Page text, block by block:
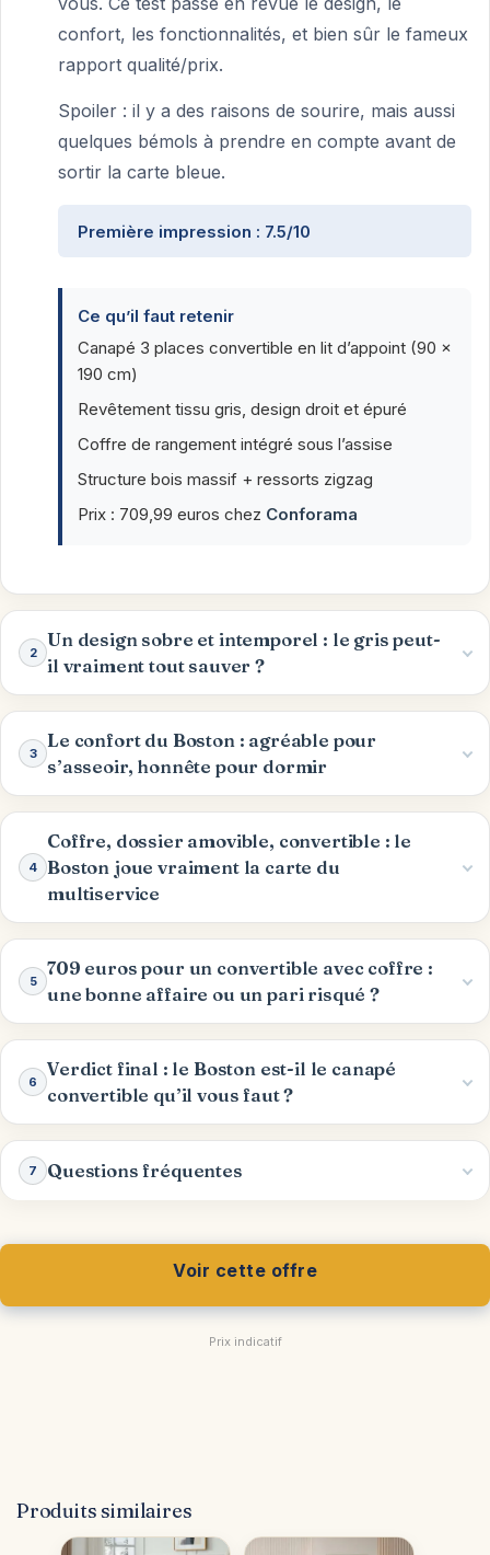
confort, les fonctionnalités, et bien sûr le fameux
rapport qualité/prix.
Spoiler : il y a des raisons de sourire, mais aussi
quelques bémols à prendre en compte avant de
sortir la carte bleue.
Première impression : 7.5/10
Ce qu’il faut retenir
Canapé 3 places convertible en lit d’appoint (90 x
190 cm)
Revêtement tissu gris, design droit et épuré
Coffre de rangement intégré sous l’assise
Structure bois massif + ressorts zigzag
Prix : 709,99 euros chez Conforama
2
Un design sobre et intemporel : le gris peut-
il vraiment tout sauver ?
3
Le confort du Boston : agréable pour
s’asseoir, honnête pour dormir
4
Coffre, dossier amovible, convertible : le
Boston joue vraiment la carte du
multiservice
5
709 euros pour un convertible avec coffre :
une bonne affaire ou un pari risqué ?
6
Verdict final : le Boston est-il le canapé
convertible qu’il vous faut ?
7 Questions fréquentes
Voir cette offre
Prix indicatif
Produits similaires